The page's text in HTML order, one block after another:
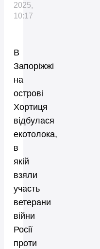
2025,
10:17
В
Запоріжжі
на
острові
Хортиця
відбулася
екотолока,
в
якій
взяли
участь
ветерани
війни
Росії
проти